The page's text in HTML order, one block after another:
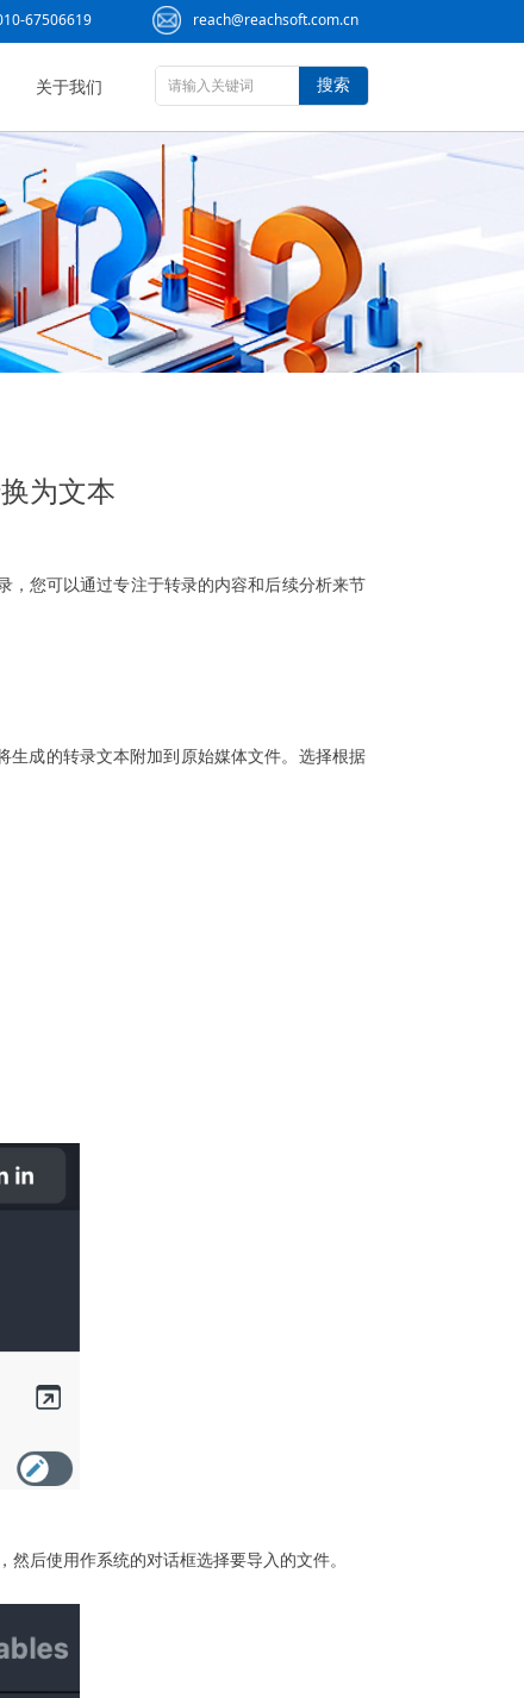
关于我们 搜索
67506619 reach@reachsoft.com.cn
为文本
，您可以通过专注于转录的内容和后续分析来节
生成的转录文本附加到原始媒体文件。选择根据
后使用作系统的对话框选择要导入的文件。